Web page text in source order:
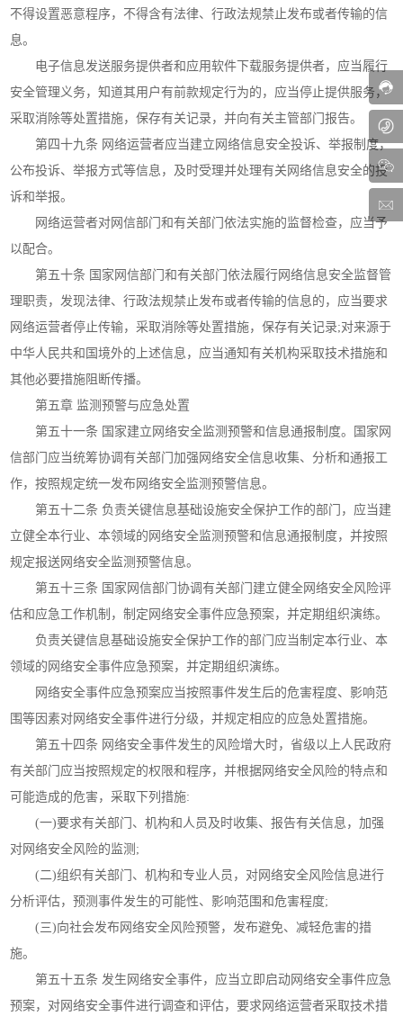
不得设置恶意程序，不得含有法律、行政法规禁止发布或者传输的信
息。
电子信息发送服务提供者和应用软件下载服务提供者，应当履行
安全管理义务，知道其用户有前款规定行为的，应当停止提供服务，
采取消除等处置措施，保存有关记录，并向有关主管部门报告。
第四十九条 网络运营者应当建立网络信息安全投诉、举报制度，
公布投诉、举报方式等信息，及时受理并处理有关网络信息安全的投
诉和举报。
网络运营者对网信部门和有关部门依法实施的监督检查，应当予
以配合。
第五十条 国家网信部门和有关部门依法履行网络信息安全监督管
理职责，发现法律、行政法规禁止发布或者传输的信息的，应当要求
网络运营者停止传输，采取消除等处置措施，保存有关记录;对来源于
中华人民共和国境外的上述信息，应当通知有关机构采取技术措施和
其他必要措施阻断传播。
第五章 监测预警与应急处置
第五十一条 国家建立网络安全监测预警和信息通报制度。国家网
信部门应当统筹协调有关部门加强网络安全信息收集、分析和通报工
作，按照规定统一发布网络安全监测预警信息。
第五十二条 负责关键信息基础设施安全保护工作的部门，应当建
立健全本行业、本领域的网络安全监测预警和信息通报制度，并按照
规定报送网络安全监测预警信息。
第五十三条 国家网信部门协调有关部门建立健全网络安全风险评
估和应急工作机制，制定网络安全事件应急预案，并定期组织演练。
负责关键信息基础设施安全保护工作的部门应当制定本行业、本
领域的网络安全事件应急预案，并定期组织演练。
网络安全事件应急预案应当按照事件发生后的危害程度、影响范
围等因素对网络安全事件进行分级，并规定相应的应急处置措施。
第五十四条 网络安全事件发生的风险增大时，省级以上人民政府
有关部门应当按照规定的权限和程序，并根据网络安全风险的特点和
可能造成的危害，采取下列措施:
(一)要求有关部门、机构和人员及时收集、报告有关信息，加强
对网络安全风险的监测;
(二)组织有关部门、机构和专业人员，对网络安全风险信息进行
分析评估，预测事件发生的可能性、影响范围和危害程度;
(三)向社会发布网络安全风险预警，发布避免、减轻危害的措
施。
第五十五条 发生网络安全事件，应当立即启动网络安全事件应急
预案，对网络安全事件进行调查和评估，要求网络运营者采取技术措